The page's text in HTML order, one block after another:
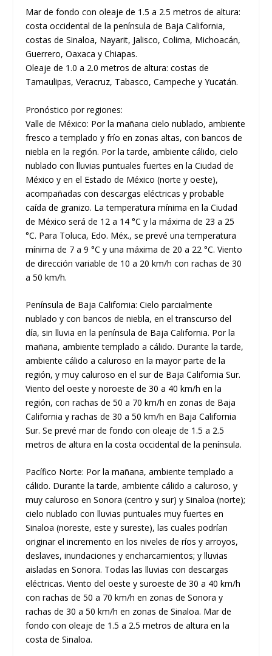
Mar de fondo con oleaje de 1.5 a 2.5 metros de altura:
costa occidental de la península de Baja California,
costas de Sinaloa, Nayarit, Jalisco, Colima, Michoacán,
Guerrero, Oaxaca y Chiapas.
Oleaje de 1.0 a 2.0 metros de altura: costas de
Tamaulipas, Veracruz, Tabasco, Campeche y Yucatán.
Pronóstico por regiones:
Valle de México: Por la mañana cielo nublado, ambiente
fresco a templado y frío en zonas altas, con bancos de
niebla en la región. Por la tarde, ambiente cálido, cielo
nublado con lluvias puntuales fuertes en la Ciudad de
México y en el Estado de México (norte y oeste),
acompañadas con descargas eléctricas y probable
caída de granizo. La temperatura mínima en la Ciudad
de México será de 12 a 14 °C y la máxima de 23 a 25
°C. Para Toluca, Edo. Méx., se prevé una temperatura
mínima de 7 a 9 °C y una máxima de 20 a 22 °C. Viento
de dirección variable de 10 a 20 km/h con rachas de 30
a 50 km/h.
Península de Baja California: Cielo parcialmente
nublado y con bancos de niebla, en el transcurso del
día, sin lluvia en la península de Baja California. Por la
mañana, ambiente templado a cálido. Durante la tarde,
ambiente cálido a caluroso en la mayor parte de la
región, y muy caluroso en el sur de Baja California Sur.
Viento del oeste y noroeste de 30 a 40 km/h en la
región, con rachas de 50 a 70 km/h en zonas de Baja
California y rachas de 30 a 50 km/h en Baja California
Sur. Se prevé mar de fondo con oleaje de 1.5 a 2.5
metros de altura en la costa occidental de la península.
Pacífico Norte: Por la mañana, ambiente templado a
cálido. Durante la tarde, ambiente cálido a caluroso, y
muy caluroso en Sonora (centro y sur) y Sinaloa (norte);
cielo nublado con lluvias puntuales muy fuertes en
Sinaloa (noreste, este y sureste), las cuales podrían
originar el incremento en los niveles de ríos y arroyos,
deslaves, inundaciones y encharcamientos; y lluvias
aisladas en Sonora. Todas las lluvias con descargas
eléctricas. Viento del oeste y suroeste de 30 a 40 km/h
con rachas de 50 a 70 km/h en zonas de Sonora y
rachas de 30 a 50 km/h en zonas de Sinaloa. Mar de
fondo con oleaje de 1.5 a 2.5 metros de altura en la
costa de Sinaloa.